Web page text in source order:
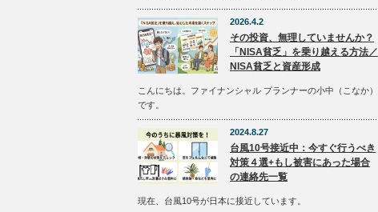
2026.4.2
その投資、無理していませんか？
「NISA貧乏」を乗り越える方法／
NISA貧乏と資産形成
こんにちは。ファイナンシャル プランナーの小中（こなか）
です。
2024.8.27
台風10号接近中：今すぐ行うべき
対策４選+もし被害にあった場合
の連絡先一覧
現在、台風10号が日本に接近しています。